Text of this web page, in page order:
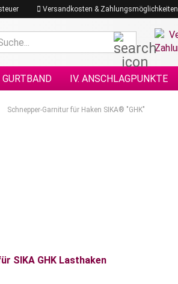
Versandkosten & Zahlungsmöglichkeiten
Suche...
GURTBAND IV. ANSCHLAGPUNKTE
Schnepper-Garnitur für Haken SIKA® "GHK"